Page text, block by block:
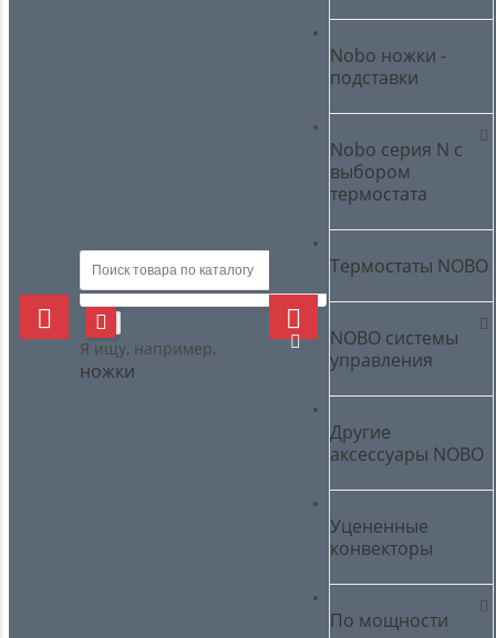
Я ищу, например,
ножки
Nobo ножки -
подставки
Nobo серия N с
выбором
термостата
Термостаты NOBO
NOBO cистемы
управления
Другие
аксессуары NOBO
Уцененные
конвекторы
По мощности